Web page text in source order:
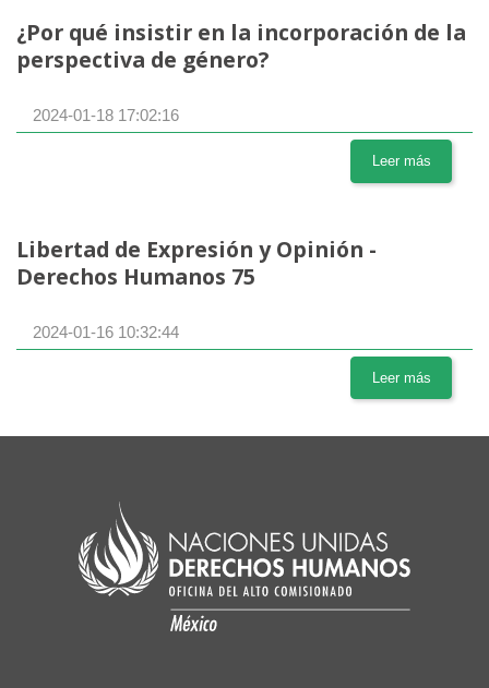
¿Por qué insistir en la incorporación de la
perspectiva de género?
2024-01-18 17:02:16
Leer más
Libertad de Expresión y Opinión -
Derechos Humanos 75
2024-01-16 10:32:44
Leer más